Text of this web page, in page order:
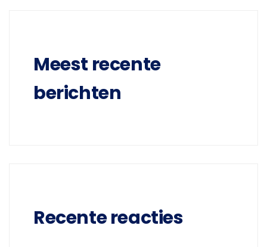
Meest recente
berichten
Recente reacties